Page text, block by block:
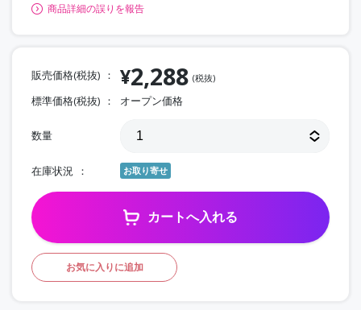
商品詳細の誤りを報告
販売価格(税抜) ¥2,288 (税抜)
標準価格(税抜) オープン価格
数量
在庫状況 お取り寄せ
カートへ入れる
お気に入りに追加